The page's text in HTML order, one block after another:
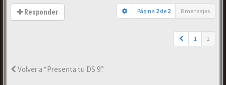
Responder Página 2 de 2 8 mensajes
1 2
Volver a “Presenta tu DS 9.”